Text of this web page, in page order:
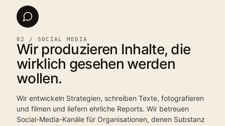
02 / SOCIAL MEDIA
Wir produzieren Inhalte, die
wirklich gesehen werden
wollen.
Wir entwickeln Strategien, schreiben Texte, fotografieren
und filmen und liefern ehrliche Reports. Wir betreuen
Social-Media-Kanäle für Organisationen, denen Substanz